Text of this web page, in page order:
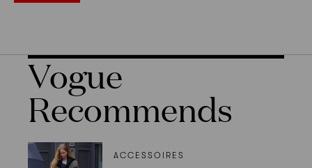
Vogue
Recommends
ACCESSOIRES